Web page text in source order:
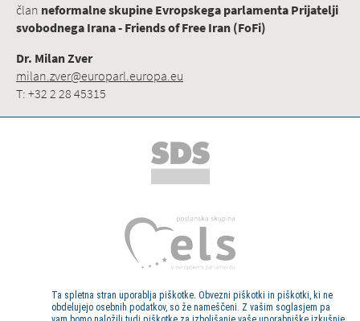
član neformalne skupine Evropskega parlamenta Prijatelji
svobodnega Irana - Friends of Free Iran (FoFi)
Dr. Milan Zver
milan.zver@europarl.europa.eu
T: +32 2 28 45315
Ta spletna stran uporablja piškotke. Obvezni piškotki in piškotki, ki ne
obdelujejo osebnih podatkov, so že nameščeni. Z vašim soglasjem pa